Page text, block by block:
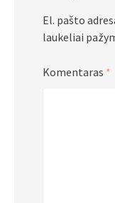
El. pašto
laukeliai
Komentaras *